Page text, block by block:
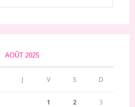
AOÛT 2025
J V S D
1 2 3